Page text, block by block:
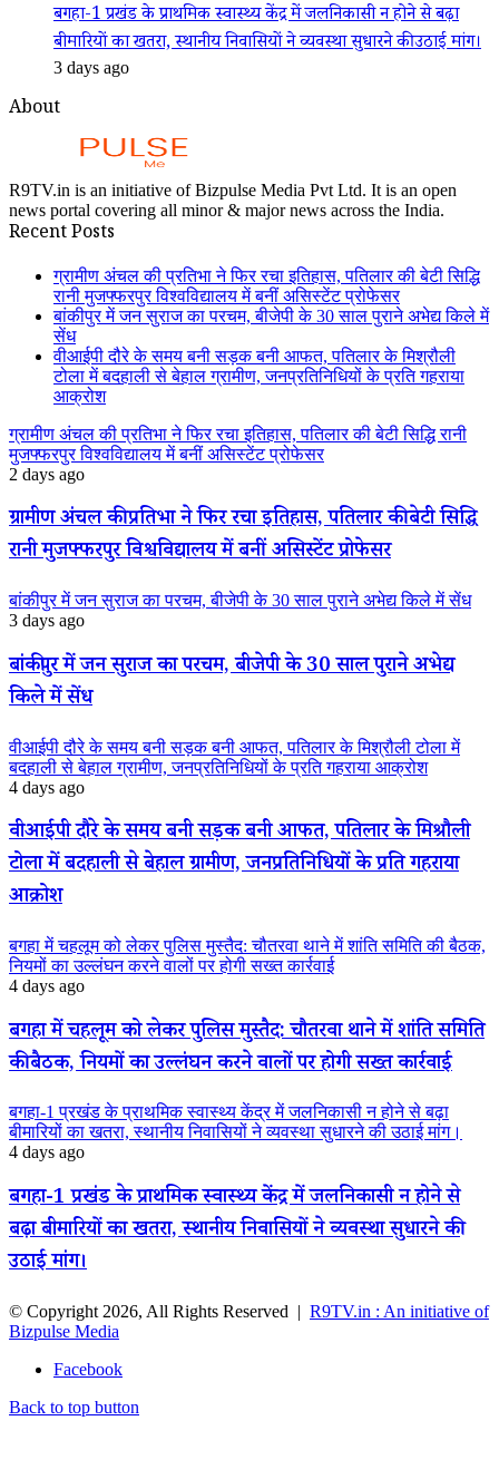
बगहा-1 प्रखंड के प्राथमिक स्वास्थ्य केंद्र में जलनिकासी न होने से बढ़ा
बीमारियों का खतरा, स्थानीय निवासियों ने व्यवस्था सुधारने की उठाई मांग।
3 days ago
About
R9TV.in is an initiative of Bizpulse Media Pvt Ltd. It is an open
news portal covering all minor & major news across the India.
Recent Posts
ग्रामीण अंचल की प्रतिभा ने फिर रचा इतिहास, पतिलार की बेटी सिद्धि
रानी मुजफ्फरपुर विश्वविद्यालय में बनीं असिस्टेंट प्रोफेसर
बांकीपुर में जन सुराज का परचम, बीजेपी के 30 साल पुराने अभेद्य किले में
सेंध
वीआईपी दौरे के समय बनी सड़क बनी आफत, पतिलार के मिश्रौली
टोला में बदहाली से बेहाल ग्रामीण, जनप्रतिनिधियों के प्रति गहराया
आक्रोश
ग्रामीण अंचल की प्रतिभा ने फिर रचा इतिहास, पतिलार की बेटी सिद्धि रानी
मुजफ्फरपुर विश्वविद्यालय में बनीं असिस्टेंट प्रोफेसर
2 days ago
ग्रामीण अंचल की प्रतिभा ने फिर रचा इतिहास, पतिलार की बेटी सिद्धि
रानी मुजफ्फरपुर विश्वविद्यालय में बनीं असिस्टेंट प्रोफेसर
बांकीपुर में जन सुराज का परचम, बीजेपी के 30 साल पुराने अभेद्य किले में सेंध
3 days ago
बांकीपुर में जन सुराज का परचम, बीजेपी के 30 साल पुराने अभेद्य
किले में सेंध
वीआईपी दौरे के समय बनी सड़क बनी आफत, पतिलार के मिश्रौली टोला में
बदहाली से बेहाल ग्रामीण, जनप्रतिनिधियों के प्रति गहराया आक्रोश
4 days ago
वीआईपी दौरे के समय बनी सड़क बनी आफत, पतिलार के मिश्रौली
टोला में बदहाली से बेहाल ग्रामीण, जनप्रतिनिधियों के प्रति गहराया
आक्रोश
बगहा में चहलूम को लेकर पुलिस मुस्तैद: चौतरवा थाने में शांति समिति की बैठक,
नियमों का उल्लंघन करने वालों पर होगी सख्त कार्रवाई
4 days ago
बगहा में चहलूम को लेकर पुलिस मुस्तैद: चौतरवा थाने में शांति समिति
की बैठक, नियमों का उल्लंघन करने वालों पर होगी सख्त कार्रवाई
बगहा-1 प्रखंड के प्राथमिक स्वास्थ्य केंद्र में जलनिकासी न होने से बढ़ा
बीमारियों का खतरा, स्थानीय निवासियों ने व्यवस्था सुधारने की उठाई मांग।
4 days ago
बगहा-1 प्रखंड के प्राथमिक स्वास्थ्य केंद्र में जलनिकासी न होने से
बढ़ा बीमारियों का खतरा, स्थानीय निवासियों ने व्यवस्था सुधारने की
उठाई मांग।
© Copyright 2026, All Rights Reserved | R9TV.in : An initiative of
Bizpulse Media
Facebook
Back to top button